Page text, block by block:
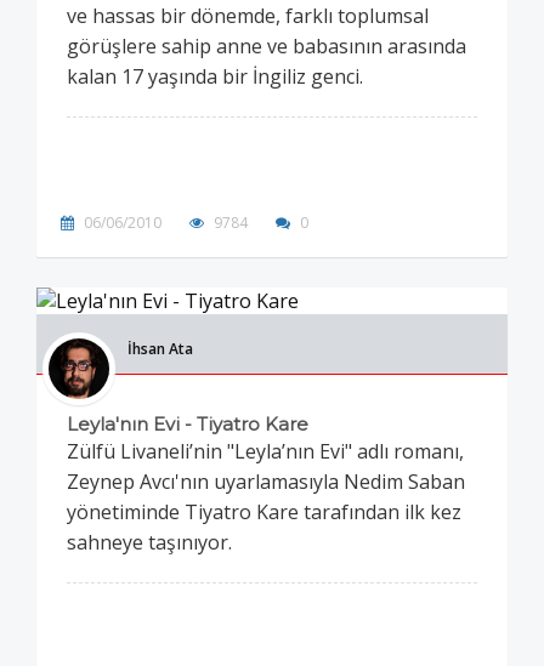
ve hassas bir dönemde, farklı toplumsal
görüşlere sahip anne ve babasının arasında
kalan 17 yaşında bir İngiliz genci.
06/06/2010 9784 0
İhsan Ata
Leyla'nın Evi - Tiyatro Kare
Zülfü Livaneli’nin "Leyla’nın Evi" adlı romanı,
Zeynep Avcı'nın uyarlamasıyla Nedim Saban
yönetiminde Tiyatro Kare tarafından ilk kez
sahneye taşınıyor.